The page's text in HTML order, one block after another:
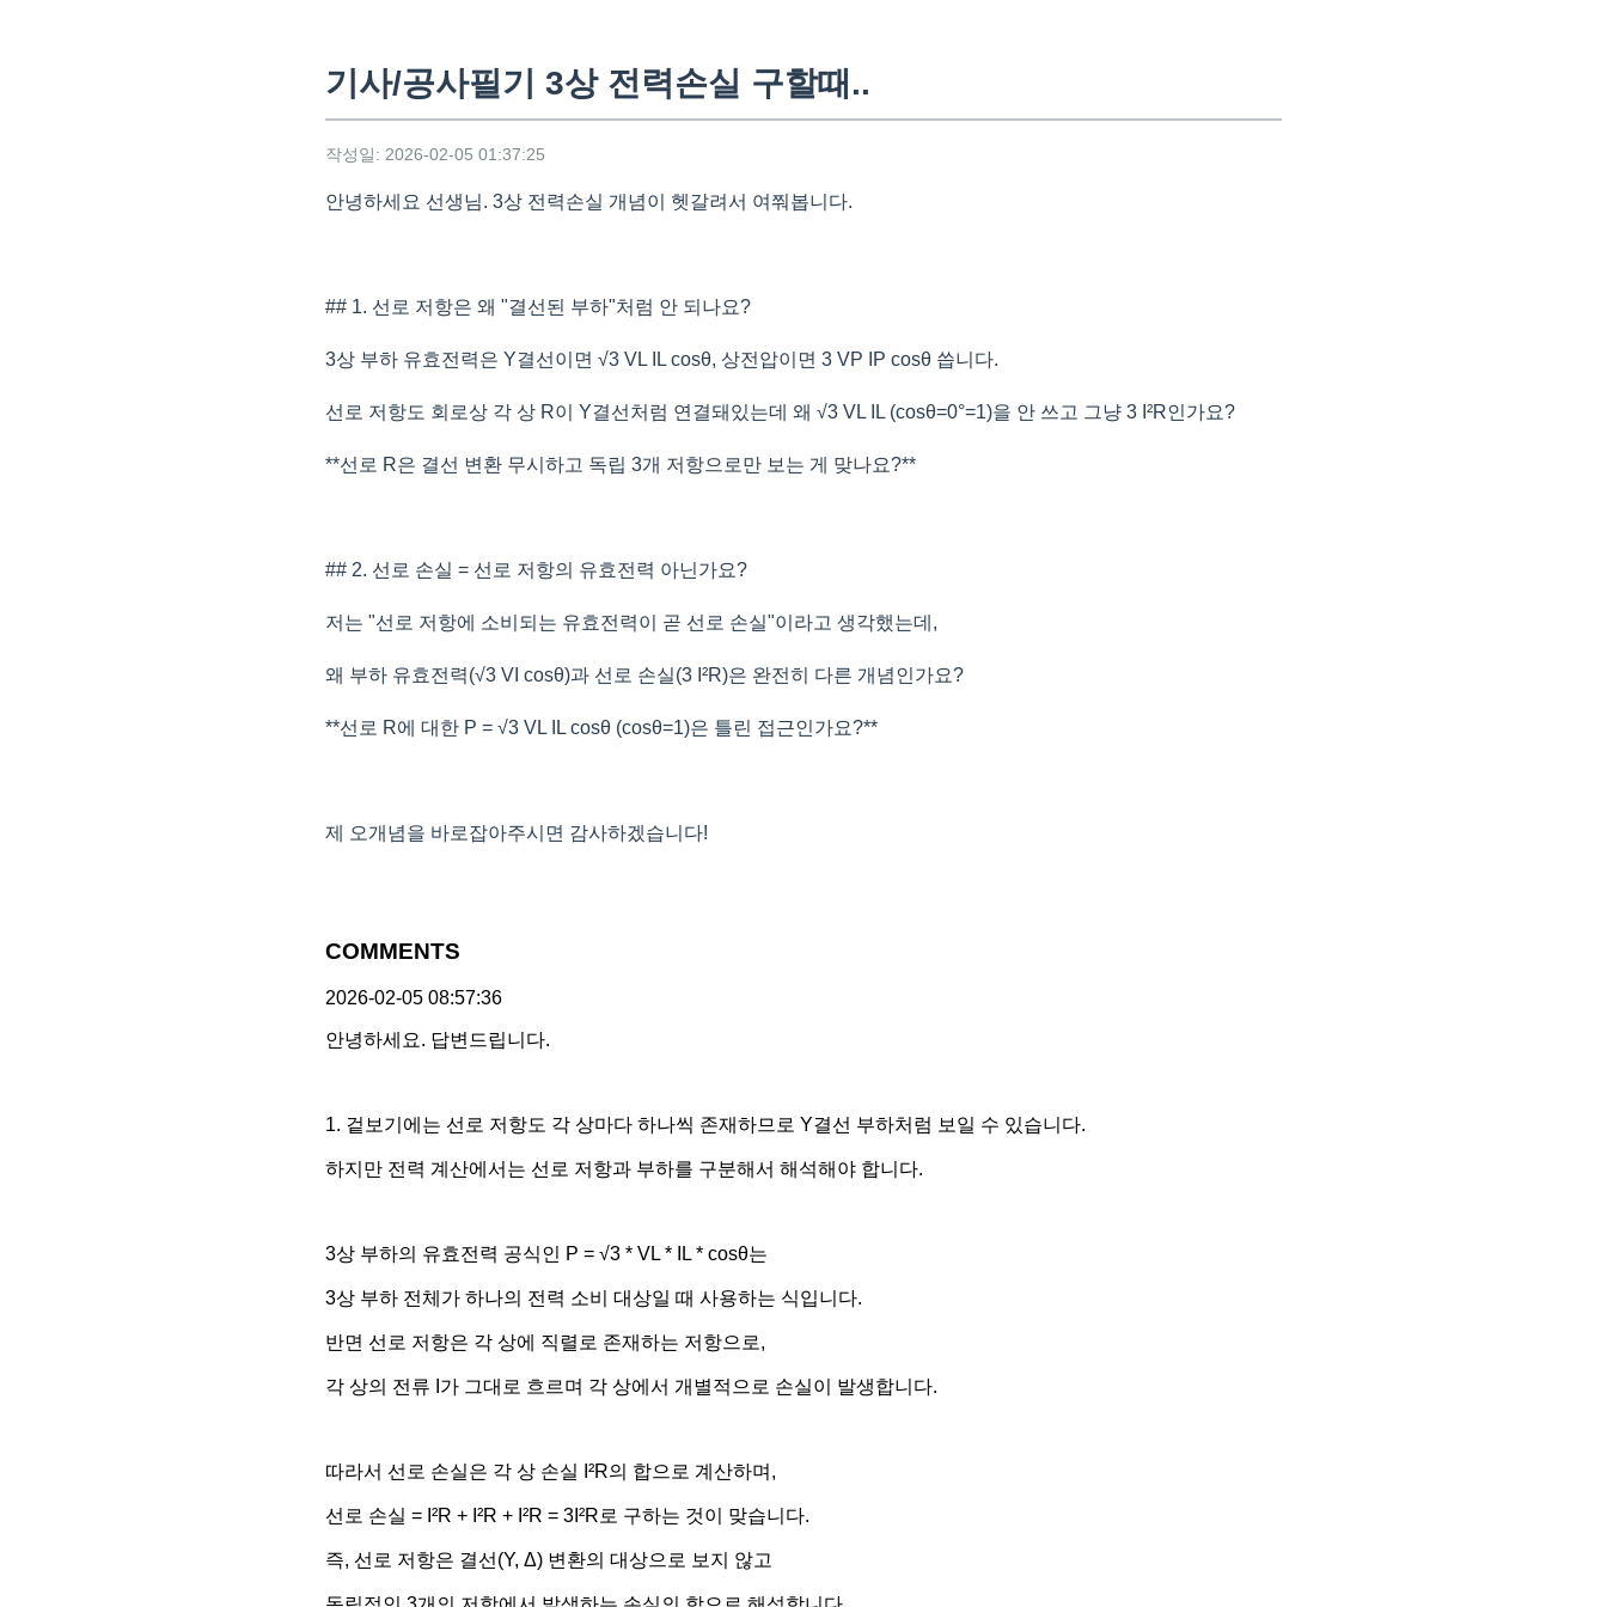
기사/공사필기 3상 전력손실 구할때..
작성일: 2026-02-05 01:37:25
안녕하세요 선생님. 3상 전력손실 개념이 헷갈려서 여쭤봅니다.
## 1. 선로 저항은 왜 "결선된 부하"처럼 안 되나요?
3상 부하 유효전력은 Y결선이면 √3 VL IL cosθ, 상전압이면 3 VP IP cosθ 씁니다.
선로 저항도 회로상 각 상 R이 Y결선처럼 연결돼있는데 왜 √3 VL IL (cosθ=0°=1)을 안 쓰고 그냥 3 I²R인가요?
**선로 R은 결선 변환 무시하고 독립 3개 저항으로만 보는 게 맞나요?**
## 2. 선로 손실 = 선로 저항의 유효전력 아닌가요?
저는 "선로 저항에 소비되는 유효전력이 곧 선로 손실"이라고 생각했는데,
왜 부하 유효전력(√3 VI cosθ)과 선로 손실(3 I²R)은 완전히 다른 개념인가요?
**선로 R에 대한 P = √3 VL IL cosθ (cosθ=1)은 틀린 접근인가요?**
제 오개념을 바로잡아주시면 감사하겠습니다!
COMMENTS
2026-02-05 08:57:36
안녕하세요. 답변드립니다.
1. 겉보기에는 선로 저항도 각 상마다 하나씩 존재하므로 Y결선 부하처럼 보일 수 있습니다.
하지만 전력 계산에서는 선로 저항과 부하를 구분해서 해석해야 합니다.
3상 부하의 유효전력 공식인 P = √3 * VL * IL * cosθ는
3상 부하 전체가 하나의 전력 소비 대상일 때 사용하는 식입니다.
반면 선로 저항은 각 상에 직렬로 존재하는 저항으로,
각 상의 전류 I가 그대로 흐르며 각 상에서 개별적으로 손실이 발생합니다.
따라서 선로 손실은 각 상 손실 I²R의 합으로 계산하며,
선로 손실 = I²R + I²R + I²R = 3I²R로 구하는 것이 맞습니다.
즉, 선로 저항은 결선(Y, Δ) 변환의 대상으로 보지 않고